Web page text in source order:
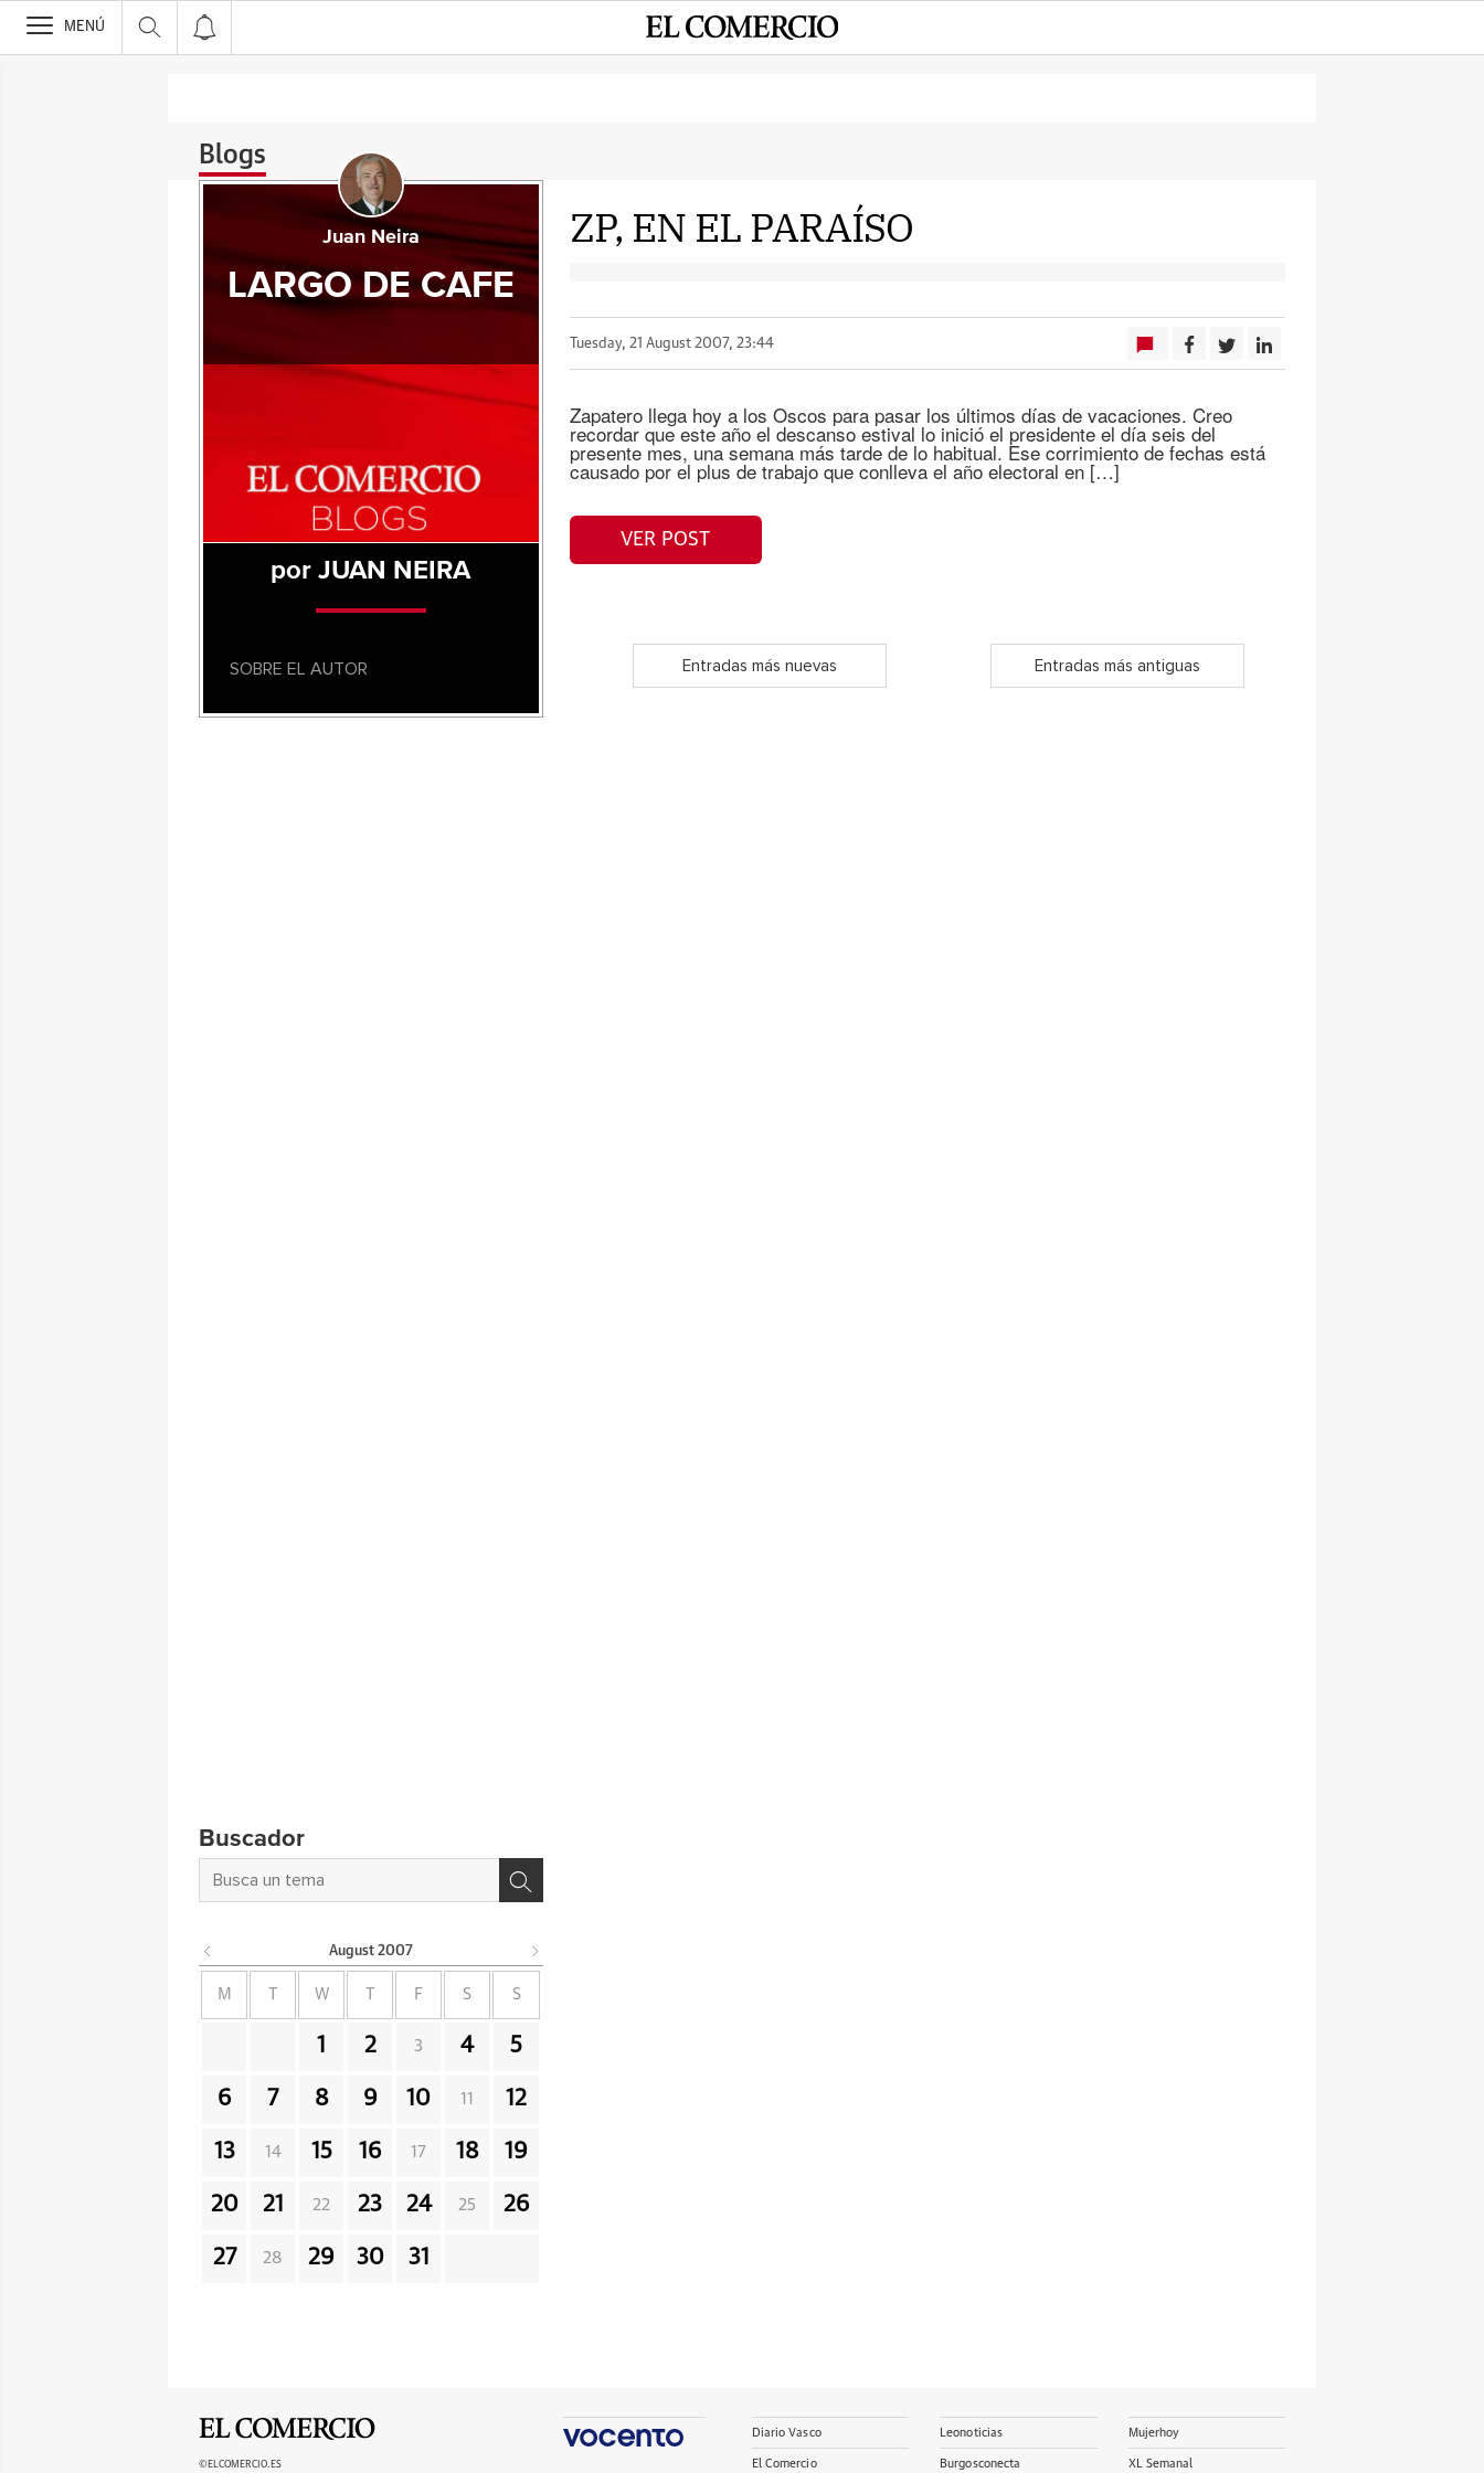
>
MENÚ
Blogs
ZP, EN EL PARAÍSO
Tuesday, 21 August 2007, 23:44
Zapatero llega hoy a los Oscos para pasar los últimos días de vacaciones. Creo
recordar que este año el descanso estival lo inició el presidente el día seis del
presente mes, una semana más tarde de lo habitual. Ese corrimiento de fechas está
causado por el plus de trabajo que conlleva el año electoral en […]
VER POST
Entradas más nuevas Entradas más antiguas
Juan Neira
LARGO DE CAFE
por JUAN NEIRA
SOBRE EL AUTOR
Buscador
August 2007
M W F S S
1 2 3 4 5
6 7 8 9 10 11 12
13 14 15 16 17 18 19
20 21 22 23 24 25 26
27 28 29 30 31
©ELCOMERCIO.ES
Diario Vasco
El Comercio
Leonoticias
Burgosconecta
Mujerhoy
XL Semanal